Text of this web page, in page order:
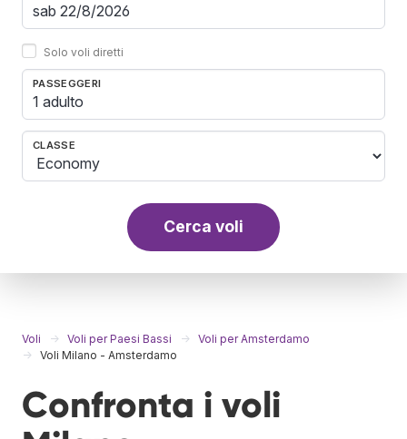
Solo voli diretti
PASSEGGERI
1 adulto
CLASSE
Cerca voli
Voli Voli per Paesi Bassi
Voli per Amsterdamo
Voli Milano - Amsterdamo
Confronta i voli